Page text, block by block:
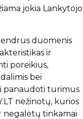
jokia Lankytojo
duomenis
ir
poreikius,
bei
panaudoti turimus
nežinotų, kurios
negalėtų tinkamai